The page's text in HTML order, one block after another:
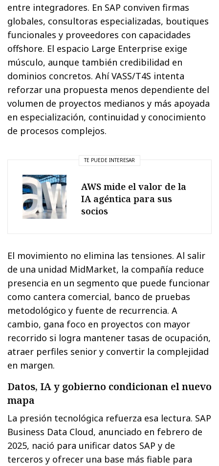
entre integradores. En SAP conviven firmas
globales, consultoras especializadas, boutiques
funcionales y proveedores con capacidades
offshore. El espacio Large Enterprise exige
músculo, aunque también credibilidad en
dominios concretos. Ahí VASS/T4S intenta
reforzar una propuesta menos dependiente del
volumen de proyectos medianos y más apoyada
en especialización, continuidad y conocimiento
de procesos complejos.
TE PUEDE INTERESAR
AWS mide el valor de la
IA agéntica para sus
socios
El movimiento no elimina las tensiones. Al salir
de una unidad MidMarket, la compañía reduce
presencia en un segmento que puede funcionar
como cantera comercial, banco de pruebas
metodológico y fuente de recurrencia. A
cambio, gana foco en proyectos con mayor
recorrido si logra mantener tasas de ocupación,
atraer perfiles senior y convertir la complejidad
en margen.
Datos, IA y gobierno condicionan el nuevo
mapa
La presión tecnológica refuerza esa lectura. SAP
Business Data Cloud, anunciado en febrero de
2025, nació para unificar datos SAP y de
terceros y ofrecer una base más fiable para